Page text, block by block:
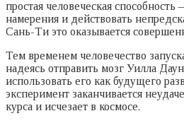
простая человеческая
намерения и действовать
Сань-Ти это оказывается
Тем временем человечество
надеясь отправить мозг Уилла
использовать его как будущего
эксперимент заканчивается
курса и исчезает в космосе.